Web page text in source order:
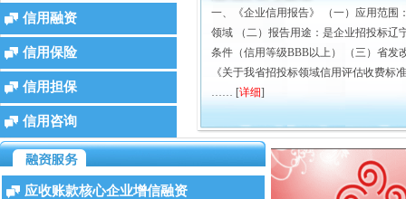
信用融资
信用保险
信用担保
信用咨询
一、《企业信用报告》 （一）应用范围
领域 （二）报告用途：是企业招投标辽
条件（信用等级BBB以上） （三）省发
《关于我省招投标领域信用评估收费标
…… [详细]
应收账款核心企业增信融资
·食品行业，某生产豆制品的民营企业
食品行业，生产豆制品的民营企业，销售规模为
4000万人民币。客户群为食